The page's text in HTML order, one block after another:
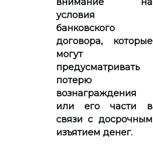
условия
банковского
договора, которые
могут
предусматривать
потерю
вознаграждения
или его части в
связи с досрочным
изъятием денег.